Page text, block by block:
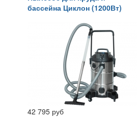
бассейна Циклон (1200Вт)
42 795 руб